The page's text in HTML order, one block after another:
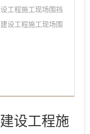
工程施工现场围挡
设工程施工现场围
设工程施